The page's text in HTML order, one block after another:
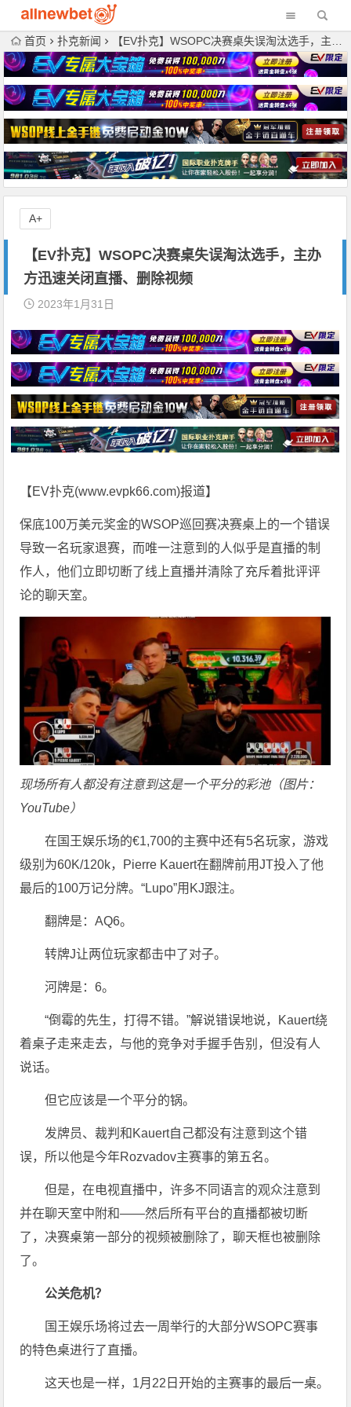
首页 扑克新闻 【EV扑克】WSOPC决赛桌失误淘汰选手，主办方迅速关闭直播、删除视频
【EV扑克】WSOPC决赛桌失误淘汰选手，主办
方迅速关闭直播、删除视频
2023年1月31日
【EV扑克(www.evpk66.com)报道】
保底100万美元奖金的WSOP巡回赛决赛桌上的一个错误
导致一名玩家退赛，而唯一注意到的人似乎是直播的制
作人，他们立即切断了线上直播并清除了充斥着批评评
论的聊天室。
现场所有人都没有注意到这是一个平分的彩池（图片：
YouTube）
在国王娱乐场的€1,700的主赛中还有5名玩家，游戏
级别为60K/120k，Pierre Kauert在翻牌前用JT投入了他
最后的100万记分牌。“Lupo”用KJ跟注。
翻牌是：AQ6。
转牌J让两位玩家都击中了对子。
河牌是：6。
“倒霉的先生，打得不错。”解说错误地说，Kauert绕
着桌子走来走去，与他的竞争对手握手告别，但没有人
说话。
但它应该是一个平分的锅。
发牌员、裁判和Kauert自己都没有注意到这个错
误，所以他是今年Rozvadov主赛事的第五名。
但是，在电视直播中，许多不同语言的观众注意到
并在聊天室中附和——然后所有平台的直播都被切断
了，决赛桌第一部分的视频被删除了，聊天框也被删除
了。
公关危机？
国王娱乐场将过去一周举行的大部分WSOPC赛事
的特色桌进行了直播。
这天也是一样，1月22日开始的主赛事的最后一桌。
A+